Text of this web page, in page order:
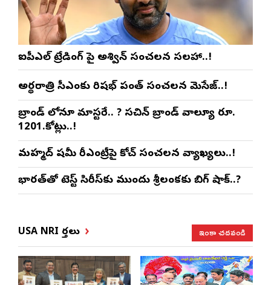
ఐపీఎల్ ట్రేడింగ్ పై అశ్విన్ సంచలన సలహా..!
అర్థరాత్రి సీఎంకు రిషభ్ పంత్ సంచలన మెసేజ్..!
బ్రాండ్ లోనూ మాస్టరే.. ? సచిన్ బ్రాండ్ వాల్యూ రూ.
1201.కోట్లు..!
మహ్మద్ షమీ రీఎంట్రీపై కోచ్ సంచలన వ్యాఖ్యలు..!
భారత్‌తో టెస్ట్ సిరీస్‌కు ముందు శ్రీలంకకు బిగ్ షాక్..?
USA NRI వార్తలు ఇంకా చదవండి